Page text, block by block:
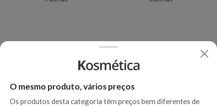
O mesmo produto, vários preços
Os produtos desta categoria têm preços bem diferentes de